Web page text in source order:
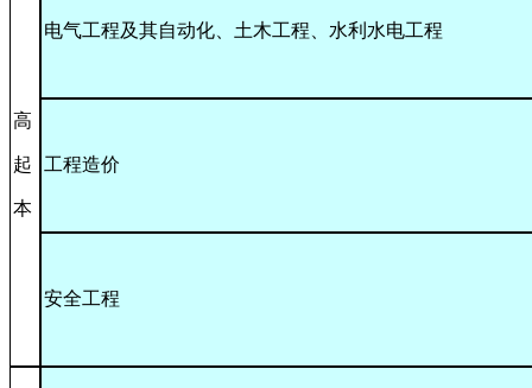
高
起
本
电气工程及其自动化、土木工程、水利水电工程
工程造价
安全工程